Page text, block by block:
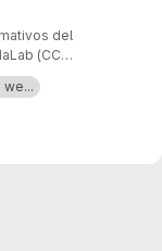
del
(CC-
front-en